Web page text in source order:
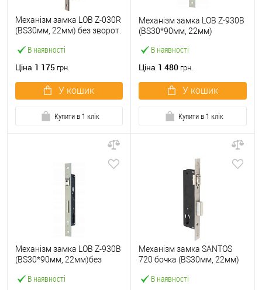
В наявності
Механізм замка LOB Z-030R
(BS30мм, 22мм) без зворот.
Ціна 1 175 грн.
У кошик
Купити в 1 клік
В наявності
Механізм замка LOB Z-930B
(BS30*90мм, 22мм)
Ціна 1 480 грн.
У кошик
Купити в 1 клік
В наявності
Механізм замка LOB Z-930B
(BS30*90мм, 22мм)без
В наявності
Механізм замка SANTOS
720 бочка (BS30мм, 22мм)